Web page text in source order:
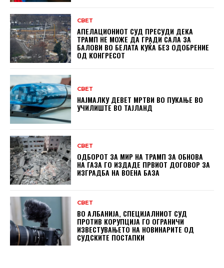
СВЕТ
АПЕЛАЦИОНИОТ СУД ПРЕСУДИ ДЕКА
ТРАМП НЕ МОЖЕ ДА ГРАДИ САЛА ЗА
БАЛОВИ ВО БЕЛАТА КУЌА БЕЗ ОДОБРЕНИЕ
ОД КОНГРЕСОТ
СВЕТ
НАЈМАЛКУ ДЕВЕТ МРТВИ ВО ПУКАЊЕ ВО
УЧИЛИШТЕ ВО ТАЈЛАНД
СВЕТ
ОДБОРОТ ЗА МИР НА ТРАМП ЗА ОБНОВА
НА ГАЗА ГО ИЗДАДЕ ПРВИОТ ДОГОВОР ЗА
ИЗГРАДБА НА ВОЕНА БАЗА
СВЕТ
ВО АЛБАНИЈА, СПЕЦИЈАЛНИОТ СУД
ПРОТИВ КОРУПЦИЈА ГО ОГРАНИЧИ
ИЗВЕСТУВАЊЕТО НА НОВИНАРИТЕ ОД
СУДСКИТЕ ПОСТАПКИ